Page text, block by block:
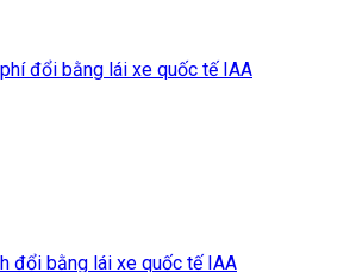
đổi bằng lái xe quốc tế IAA
đổi bằng lái xe quốc tế IAA